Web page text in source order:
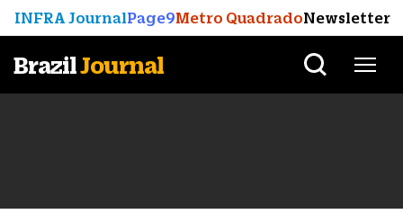
INFRA JournalPage9Metro QuadradoNewsletter
BrazilJournal